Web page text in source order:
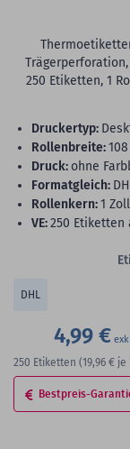
Trägerperforation,
250 Etiketten, 1
Druckertyp:
Rollenbreite:
Druck: ohne
Formatgleich:
Rollenkern:1
VE:250 Etiketten
DHL
4,99 €
250 Etiketten (19,96 € je
Bestpreis-